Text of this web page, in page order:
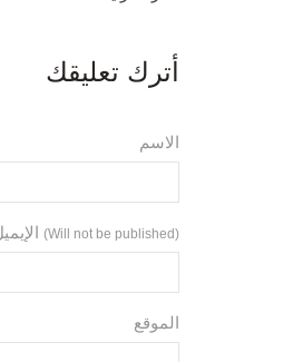
أترك تعليقك
الاسم
(Will not be published)
الموقع